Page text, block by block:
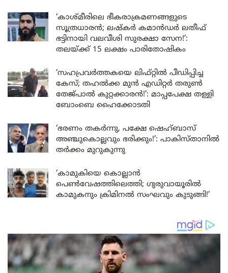
‘കാശ്മീരിലെ ഭീകരാക്രമണങ്ങളുടെ
സൂത്രധാരൻ; ലഷ്കർ കമാൻഡർ ലതീഫ്
ഭട്ടിനായി വലവീശി സുരക്ഷാ സേന!’:
തലയ്ക്ക് 15 ലക്ഷം പാരിതോഷികം
‘സഹപ്രവർത്തകയെ ലിഫ്റ്റിൽ പീഡിപ്പിച്ച
കേസ്; തഹൽക്ക മുൻ എഡിറ്റർ തരുൺ
തേജ്പാൽ കുറ്റക്കാരൻ!’: മാപ്പപേക്ഷ തള്ളി
ബോംബെ ഹൈക്കോടതി
‘ഭരണം തകർന്നു, പക്ഷേ ഷെഹ്ബാസ്
അഞ്ചുകൊല്ലവും ഭരിക്കും!’: പാകിസ്താനിൽ
തർക്കം മുറുകുന്നു
‘കാമുകിയെ കൊല്ലാൻ
പെൺവേഷത്തിലെത്തി; ഗുരുവായൂരിൽ
കാമുകനും ക്രിമിനൽ സംഘവും കുടുങ്ങി!’